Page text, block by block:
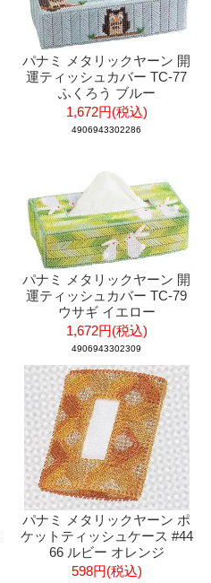
パナミ メタリックヤーン 開
運ティッシュカバー TC-77
ふくろう ブルー
1,672円(税込)
4906943302286
パナミ メタリックヤーン 開
運ティッシュカバー TC-79
ウサギ イエロー
1,672円(税込)
4906943302309
パナミ メタリックヤーン ポ
ケットティッシュケース #44
66 ルビー オレンジ
598円(税込)